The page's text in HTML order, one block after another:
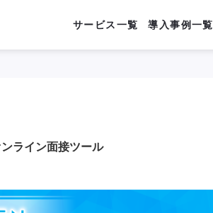
サービス一覧 導入事例一覧
ライン面接ツール